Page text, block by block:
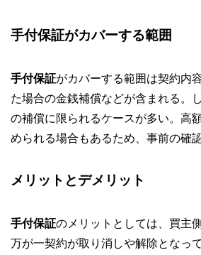
手付保証がカバーする範囲
手付保証がカバーする範囲は契約内
た場合の金銭補償などが含まれる。
の補償に限られるケースが多い。高
められる場合もあるため、事前の確
メリットとデメリット
手付保証のメリットとしては、買主
万が一契約が取り消しや解除となっ